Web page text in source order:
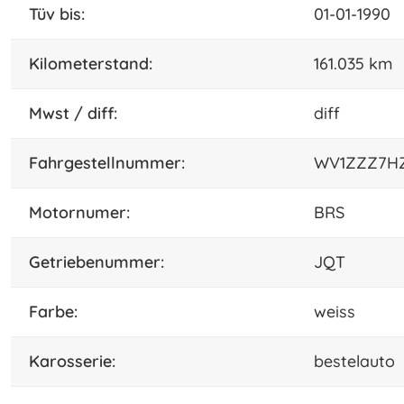
tüv bis: 01-01-1990
kilometerstand: 161.035 km
mwst / diff: diff
fahrgestellnummer:
motornumer: BRS
getriebenummer: JQT
farbe: weiss
karosserie: bestelauto